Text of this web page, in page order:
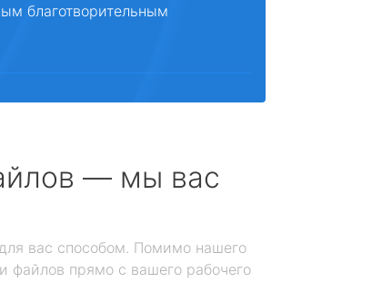
благотворительным
— мы вас
вас способом. Помимо нашего
файлов прямо с вашего рабочего